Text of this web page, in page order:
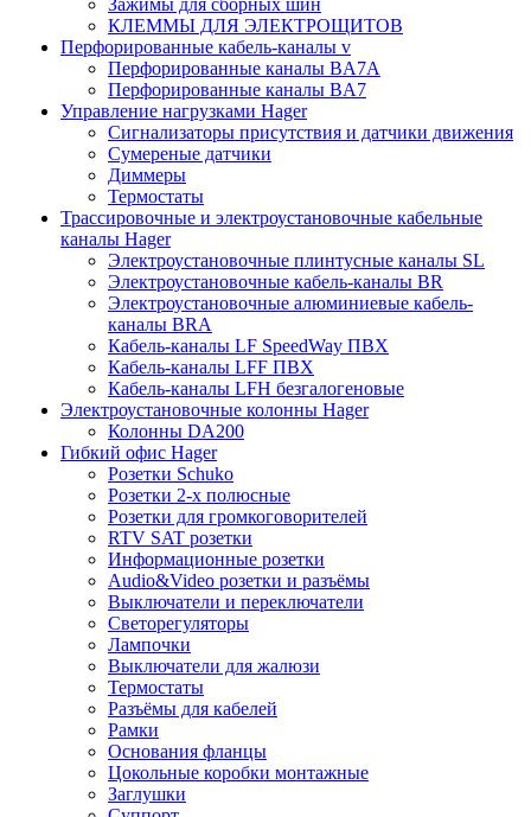
Зажимы для сборных шин
КЛЕММЫ ДЛЯ ЭЛЕКТРОЩИТОВ
Перфорированные кабель-каналы v
Перфорированные каналы BA7A
Перфорированные каналы BA7
Управление нагрузками Hager
Сигнализаторы присутствия и датчики движения
Сумереные датчики
Диммеры
Термостаты
Трассировочные и электроустановочные кабельные
каналы Hager
Электроустановочные плинтусные каналы SL
Электроустановочные кабель-каналы BR
Электроустановочные алюминиевые кабель-
каналы BRA
Кабель-каналы LF SpeedWay ПВХ
Кабель-каналы LFF ПВХ
Кабель-каналы LFH безгалогеновые
Электроустановочные колонны Hager
Колонны DA200
Гибкий офис Hager
Розетки Schuko
Розетки 2-х полюсные
Розетки для громкоговорителей
RTV SAT розетки
Информационные розетки
Audio&Video розетки и разъёмы
Выключатели и переключатели
Светорегуляторы
Лампочки
Выключатели для жалюзи
Термостаты
Разъёмы для кабелей
Рамки
Основания фланцы
Цокольные коробки монтажные
Заглушки